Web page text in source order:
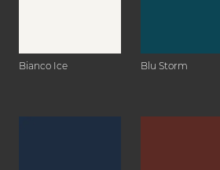
Bianco Ice Blu Storm